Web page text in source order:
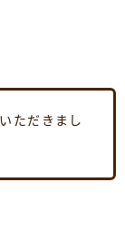
ただきまし